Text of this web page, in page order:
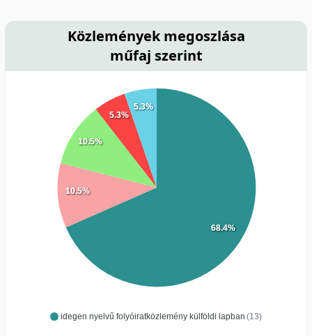
Közlemények megoszlása
műfaj szerint
idegen nyelvű folyóiratközlemény külföldi lapban (13)
68.4%
10.5%
10.5%
5.3%
5.3%